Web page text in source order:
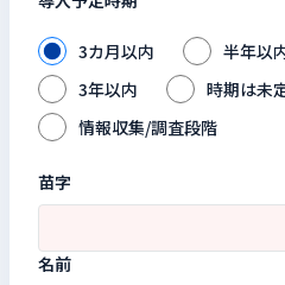
3カ月以内 半年以
3年以内
時期は未
情報収集/調査段階
苗字
名前